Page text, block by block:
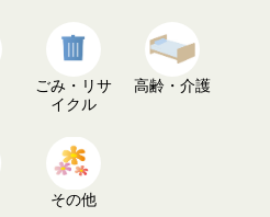
ごみ・リサ
イクル
高齢・介護
その他